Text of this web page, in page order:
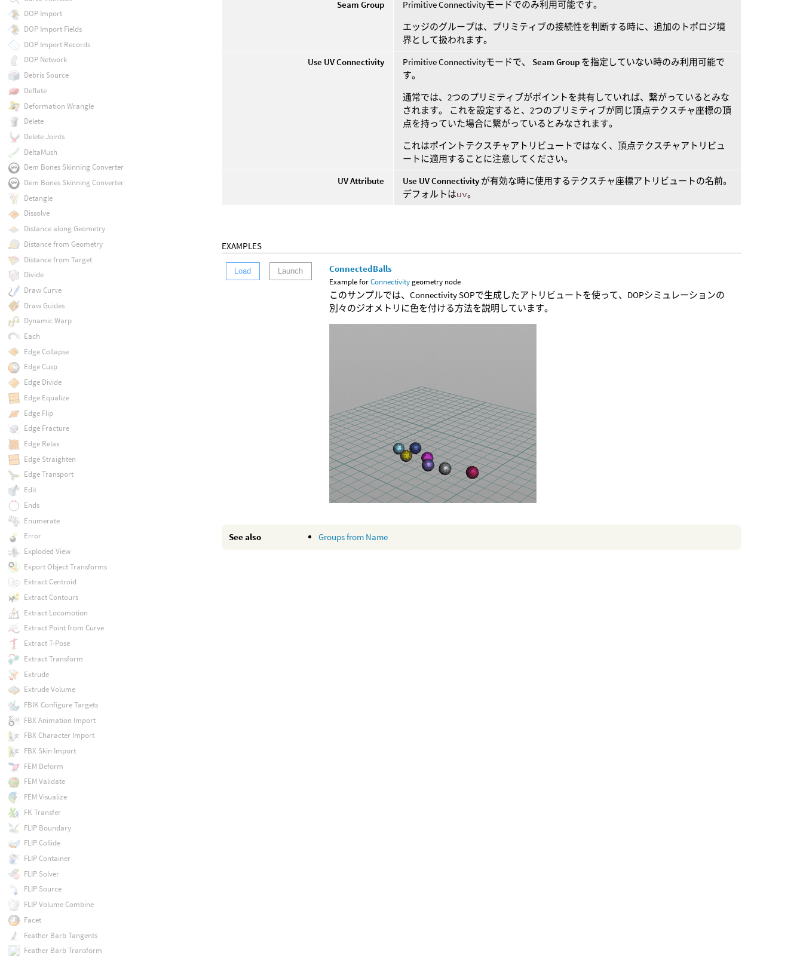
Seam Group
Primitive Connectivityモードでのみ利用可能です。
エッジのグループは、プリミティブの接続性を判断する時に、追加のトポロジ境
界として扱われます。
Use UV Connectivity
Primitive Connectivityモードで、 Seam Group を指定していない時のみ利用可能で
す。
通常では、2つのプリミティブがポイントを共有していれば、繋がっているとみな
されます。 これを設定すると、2つのプリミティブが同じ頂点テクスチャ座標の頂
点を持っていた場合に繋がっているとみなされます。
これはポイントテクスチャアトリビュートではなく、頂点テクスチャアトリビュ
ートに適用することに注意してください。
UV Attribute
Use UV Connectivity が有効な時に使用するテクスチャ座標アトリビュートの名前。
デフォルトはuv。
EXAMPLES
Load Launch ConnectedBalls
Example forConnectivitygeometry node
このサンプルでは、Connectivity SOPで生成したアトリビュートを使って、DOPシミュレーションの
別々のジオメトリに色を付ける方法を説明しています。
See also Groups from Name
DOP Import
DOP Import Fields
DOP Import Records
DOP Network
Debris Source
Deflate
Deformation Wrangle
Delete
Delete Joints
DeltaMush
Dem Bones Skinning Converter
Dem Bones Skinning Converter
Detangle
Dissolve
Distance along Geometry
Distance from Geometry
Distance from Target
Divide
Draw Curve
Draw Guides
Dynamic Warp
Each
Edge Collapse
Edge Cusp
Edge Divide
Edge Equalize
Edge Flip
Edge Fracture
Edge Relax
Edge Straighten
Edge Transport
Edit
Ends
Enumerate
Error
Exploded View
Export Object Transforms
Extract Centroid
Extract Contours
Extract Locomotion
Extract Point from Curve
Extract T-Pose
Extract Transform
Extrude
Extrude Volume
FBIK Configure Targets
FBX Animation Import
FBX Character Import
FBX Skin Import
FEM Deform
FEM Validate
FEM Visualize
FK Transfer
FLIP Boundary
FLIP Collide
FLIP Container
FLIP Solver
FLIP Source
FLIP Volume Combine
Facet
Feather Barb Tangents
Feather Barb Transform